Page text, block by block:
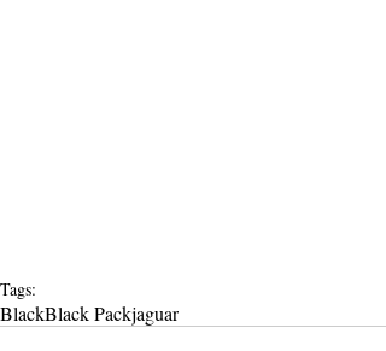
Tags:
BlackBlack Packjaguar